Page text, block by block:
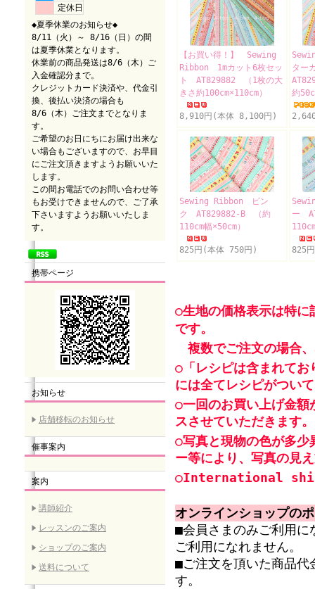
定休日
◆夏季休業のお知らせ◆
8/11（火）～ 8/16（日）の間
は夏季休業となります。
休業前の商品発送は8/6（木）ご
入金確認分まで。
クレジットカード決済や、代金引
換、後払い決済の場合も
8/6（木）ご注文までとなりま
す。
ご希望のお日にちにお届け出来な
い場合もございますので、お早目
にご注文頂きますようお願いいた
します。
この間お電話でのお問い合わせ等
もお受けできませんので、ご了承
下さいますようお願いいたしま
す。
携帯ページ
お知らせ
店舗移転のお知らせ
催事案内
案内
講師紹介
レッスンのご案内
ショップのご案内
送料について
【お買い得！】 Sewing
Ribbon 1mカット6枚セッ
ト AT829882 （1枚の大
きさ約100cm×110cm）
8,910円(本体 8,100円)
ター
約
Sewing Ribbon ピン
ク AT829882-B （約
110cm幅×50cm）
825円(本体 750円)
ー
825
○生地の価格表示は特に
です。
複数でご注文の場合
○「レシピは含まれてお
には全てレシピがつい
○一回のお買い上げ金
スさせていただきます。
○写真と現物の色が多少
ー等により、写真の見
○International
オンラインショップの
■会員さまのみご利用に
ご利用になれません。
■ご注文を頂いた商品代
す。